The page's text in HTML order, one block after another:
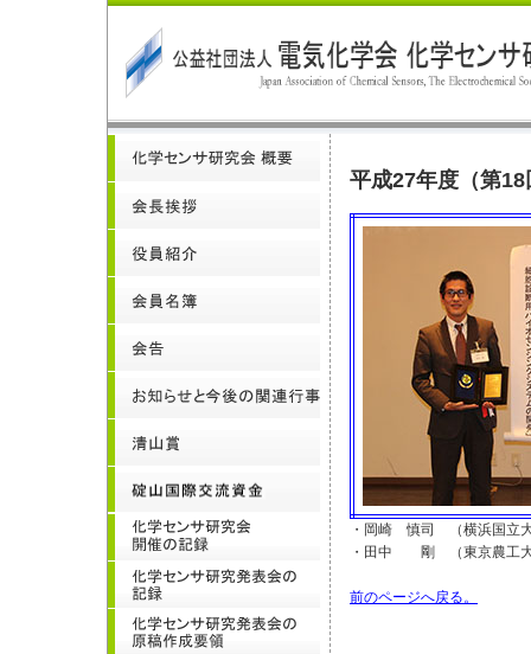
平成27年度（第
・岡崎 慎司 （横浜国立
・田中 剛 （東京農工大
前のページへ戻る。